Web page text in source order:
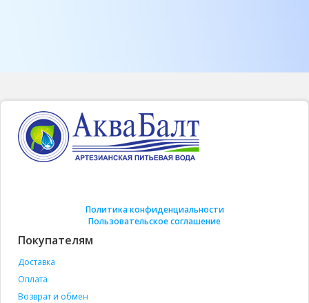
Политика конфиденциальности
Пользовательское соглашение
Покупателям
Доставка
Оплата
Возврат и обмен